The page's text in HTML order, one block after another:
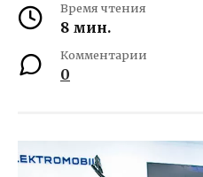
Время чтения
8 мин.
Комментарии
0